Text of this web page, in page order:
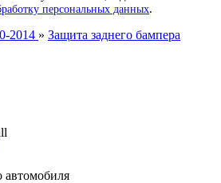
персональных данных.
2014 » Защита заднего бампера
автомобиля